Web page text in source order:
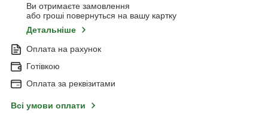
Ви отримаєте замовлення
або гроші повернуться на вашу картку
Детальніше
Оплата на рахунок
Готівкою
Оплата за реквізитами
Всі умови оплати